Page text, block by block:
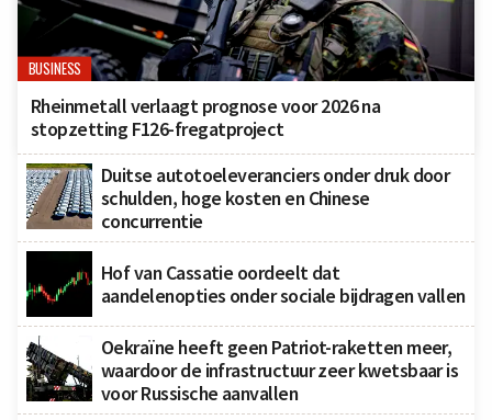
BUSINESS
Rheinmetall verlaagt prognose voor 2026 na
stopzetting F126-fregatproject
Duitse autotoeleveranciers onder druk door
schulden, hoge kosten en Chinese
concurrentie
Hof van Cassatie oordeelt dat
aandelenopties onder sociale bijdragen vallen
Oekraïne heeft geen Patriot-raketten meer,
waardoor de infrastructuur zeer kwetsbaar is
voor Russische aanvallen